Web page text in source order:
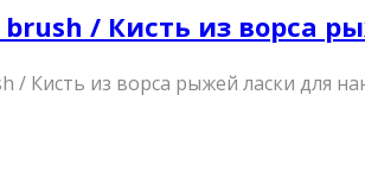
brush / Кисть из ворса
/ Кисть из ворса рыжей ласки для